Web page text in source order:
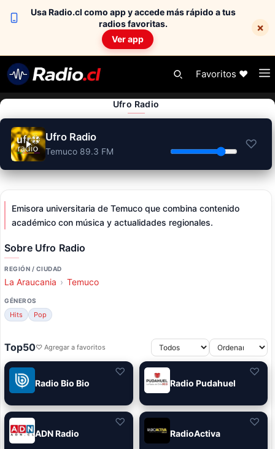
Usa Radio.cl como app y accede más rápido a tus
radios favoritas.
Ver app
×
Skip
to
content
Favoritos ❤️
Ufro Radio
Ufro Radio
Temuco 89.3 FM ♡
Emisora universitaria de Temuco que combina contenido
académico con música y actualidades regionales.
Sobre Ufro Radio
REGIÓN / CIUDAD
La Araucania › Temuco
GÉNEROS
Hits Pop
Top50♡ Agregar a favoritos
Radio Bio Bio
♡
Radio Pudahuel
♡
ADN Radio
♡
RadioActiva
♡